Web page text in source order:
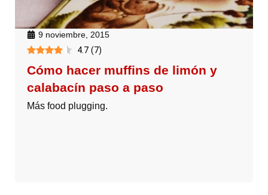
9 noviembre, 2015
4.7 (7)
Cómo hacer muffins de limón y
calabacín paso a paso
Más food plugging.